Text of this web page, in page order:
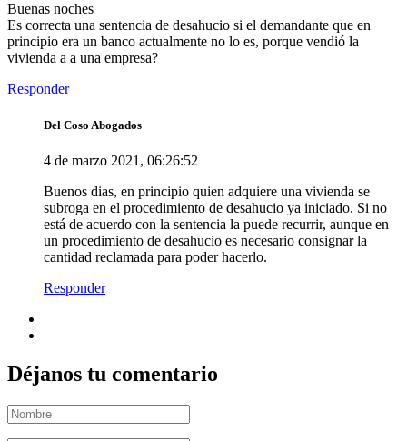
Buenas noches
Es correcta una sentencia de desahucio si el demandante que en
principio era un banco actualmente no lo es, porque vendió la
vivienda a a una empresa?
Responder
Del Coso Abogados
4 de marzo 2021, 06:26:52
Buenos dias, en principio quien adquiere una vivienda se
subroga en el procedimiento de desahucio ya iniciado. Si no
está de acuerdo con la sentencia la puede recurrir, aunque en
un procedimiento de desahucio es necesario consignar la
cantidad reclamada para poder hacerlo.
Responder
Déjanos tu comentario